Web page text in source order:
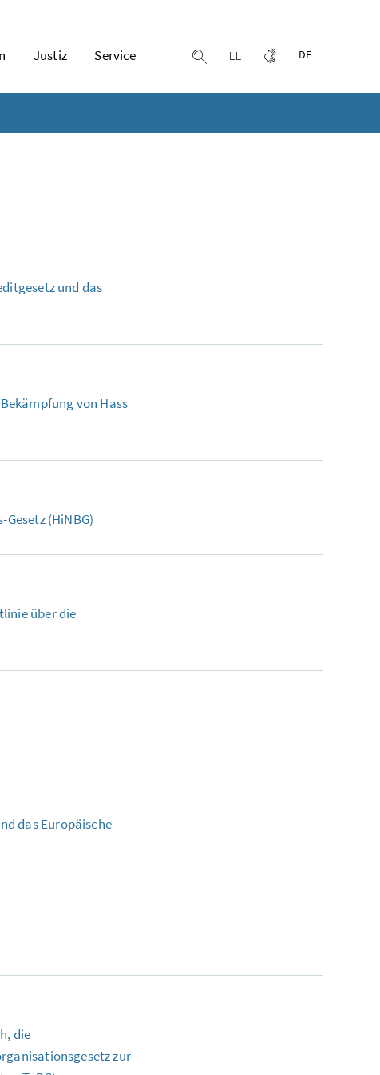
Justiz Service Suche einblenden
Leichter lesenGebärdensprache
DE
und das
von Hass
(HiNBG)
über die
das Europäische
die
zur